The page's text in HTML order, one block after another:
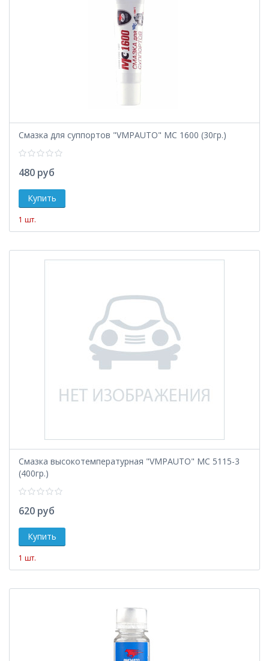
Смазка для суппортов "VMPAUTO" MC 1600 (30гр.)
480 руб
1 шт.
Смазка высокотемпературная "VMPAUTO" МС 5115-3
(400гр.)
620 руб
1 шт.